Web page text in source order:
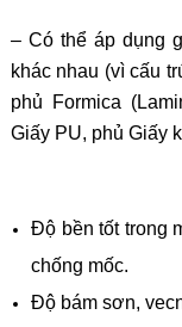
– Có thể áp dụng
khác nhau (vì cấu
phủ Formica
Giấy PU, phủ Giấy
Độ bền tốt trong
chống mốc.
Độ bám sơn,